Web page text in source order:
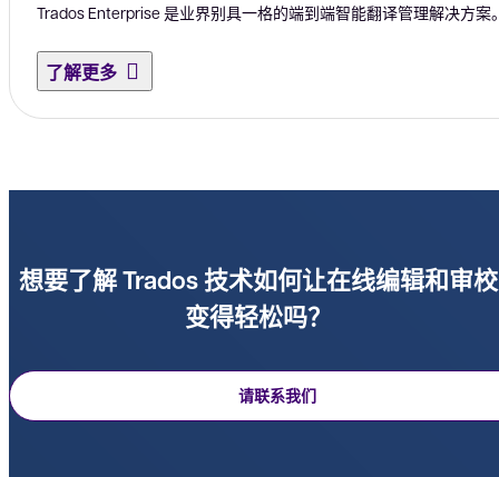
Trados Enterprise 是业界别具一格的端到端智能翻译管理解决方案
了解更多
想要了解 Trados 技术如何让在线编辑和审校
变得轻松吗？
请联系我们